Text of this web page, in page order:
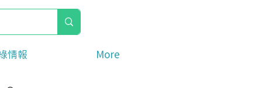
情報 More